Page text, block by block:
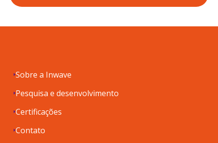
Sobre a Inwave
Pesquisa e desenvolvimento
Certificações
Contato